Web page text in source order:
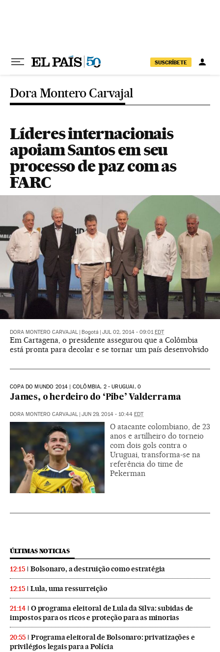
SUSCRÍBETE
Dora Montero Carvajal
Líderes internacionais
apoiam Santos em seu
processo de paz com as
FARC
DORA MONTERO CARVAJAL Bogotá JUL 02, 2014 - 09:01 EDT
Em Cartagena, o presidente assegurou que a Colômbia
está pronta para decolar e se tornar um país desenvolvido
COPA DO MUNDO 2014 | COLÔMBIA, 2 - URUGUAI, 0
James, o herdeiro do ‘Pibe’ Valderrama
DORA MONTERO CARVAJAL JUN 29, 2014 - 10:44 EDT
O atacante colombiano, de 23
anos e artilheiro do torneio
com dois gols contra o
Uruguai, transforma-se na
referência do time de
Pekerman
ÚLTIMAS NOTICIAS
12:15 Bolsonaro, a destruição como estratégia
12:15 Lula, uma ressurreição
21:14
O programa eleitoral de Lula da Silva: subidas de
impostos para os ricos e proteção para as minorias
20:55
Programa eleitoral de Bolsonaro: privatizações e
privilégios legais para a Polícia